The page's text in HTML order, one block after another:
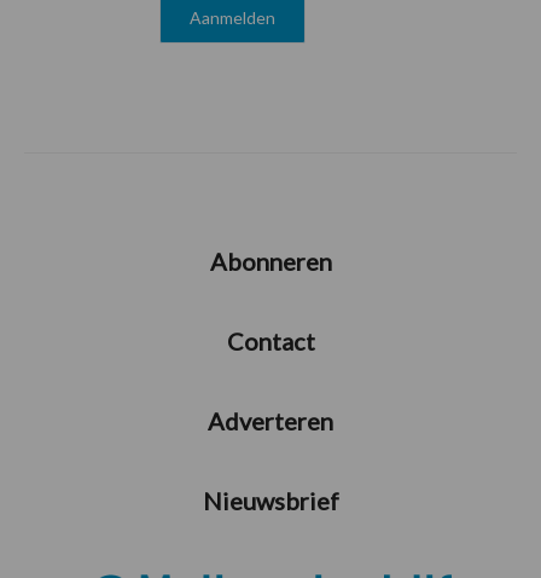
Abonneren
Contact
Adverteren
Nieuwsbrief